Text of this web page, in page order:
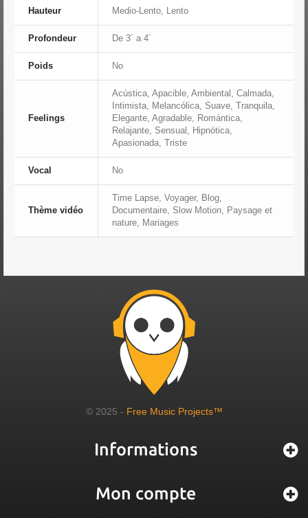
Hauteur Medio-Lento, Lento
Profondeur De 3´ a 4´
Poids No
Feelings
Acústica, Apacible, Ambiental, Calmada,
Intimista, Melancólica, Suave, Tranquila,
Elegante, Agradable, Romántica,
Relajante, Sensual, Hipnótica,
Apasionada, Triste
Vocal No
Thème vidéo
Time Lapse, Voyager, Blog,
Documentaire, Slow Motion, Paysage et
nature, Mariages
© 2025 - Free Music Projects™
Informations
Mon compte